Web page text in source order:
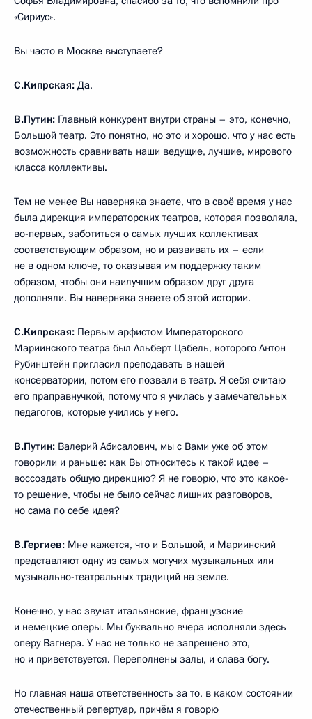
«Сириус».
Вы часто в Москве выступаете?
С.Кипрская: Да.
В.Путин: Главный конкурент внутри страны – это, конечно,
Большой театр. Это понятно, но это и хорошо, что у нас есть
возможность сравнивать наши ведущие, лучшие, мирового
класса коллективы.
Тем не менее Вы наверняка знаете, что в своё время у нас
была дирекция императорских театров, которая позволяла,
во-первых, заботиться о самых лучших коллективах
соответствующим образом, но и развивать их – если
не в одном ключе, то оказывая им поддержку таким
образом, чтобы они наилучшим образом друг друга
дополняли. Вы наверняка знаете об этой истории.
С.Кипрская: Первым арфистом Императорского
Мариинского театра был Альберт Цабель, которого Антон
Рубинштейн пригласил преподавать в нашей
консерватории, потом его позвали в театр. Я себя считаю
его праправнучкой, потому что я училась у замечательных
педагогов, которые учились у него.
В.Путин: Валерий Абисалович, мы с Вами уже об этом
говорили и раньше: как Вы относитесь к такой идее –
воссоздать общую дирекцию? Я не говорю, что это какое-
то решение, чтобы не было сейчас лишних разговоров,
но сама по себе идея?
В.Гергиев: Мне кажется, что и Большой, и Мариинский
представляют одну из самых могучих музыкальных или
музыкально-театральных традиций на земле.
Конечно, у нас звучат итальянские, французские
и немецкие оперы. Мы буквально вчера исполняли здесь
оперу Вагнера. У нас не только не запрещено это,
но и приветствуется. Переполнены залы, и слава богу.
Но главная наша ответственность за то, в каком состоянии
отечественный репертуар, причём я говорю